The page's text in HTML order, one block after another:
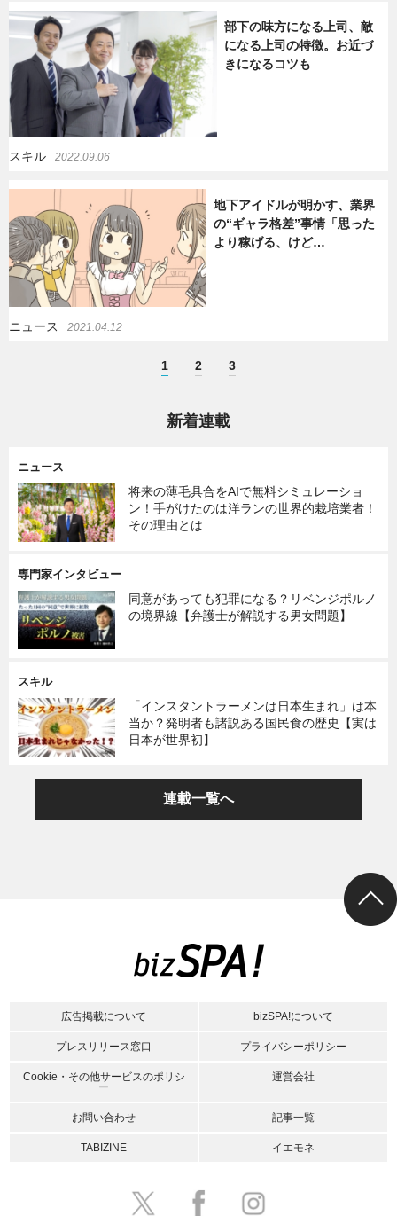
部下の味方になる上司、敵
になる上司の特徴。お近づ
きになるコツも
スキル 2022.09.06
地下アイドルが明かす、業界
の“ギャラ格差”事情「思った
より稼げる、けど…
ニュース 2021.04.12
1 2 3
新着連載
ニュース
将来の薄毛具合をAIで無料シミュレーショ
ン！手がけたのは洋ランの世界的栽培業者！
その理由とは
専門家インタビュー
同意があっても犯罪になる？リベンジポルノ
の境界線【弁護士が解説する男女問題】
スキル
「インスタントラーメンは日本生まれ」は本
当か？発明者も諸説ある国民食の歴史【実は
日本が世界初】
連載一覧へ
広告掲載について bizSPA!について
プレスリリース窓口 プライバシーポリシー
Cookie・その他サービスのポリシ
ー
運営会社
お問い合わせ 記事一覧
TABIZINE イエモネ